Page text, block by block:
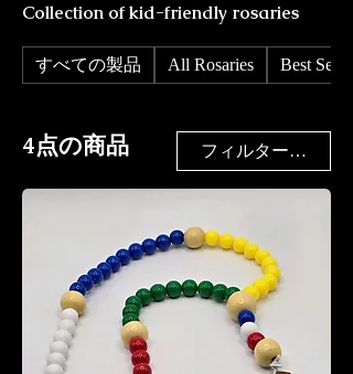
Collection of kid-friendly rosaries
すべての製品 All Rosaries Best Sellers
4点の商品 フィルター・並び